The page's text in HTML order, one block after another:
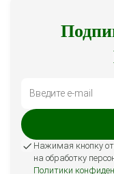
Нажимая кнопку
на обработку
Политики